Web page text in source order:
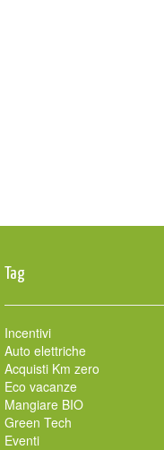
Tag
Incentivi
Auto elettriche
Acquisti Km zero
Eco vacanze
Mangiare BIO
Green Tech
Eventi